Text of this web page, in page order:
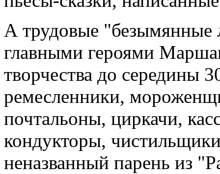
А трудовые "безымянные
главными героями
творчества до середины
ремесленники,
почтальоны, циркачи,
кондукторы,
неназванный парень из